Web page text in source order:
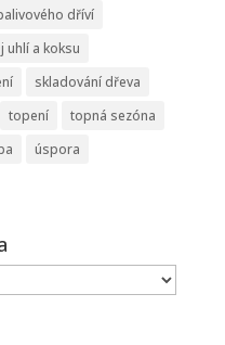
dříví
uhlí a koksu
skladování dřeva
topení
topná sezóna
úspora